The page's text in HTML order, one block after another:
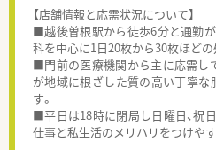
【店舗情報と応需状況について】
■越後曽根駅から徒歩6分と通勤
科を中心に1日20枚から30枚ほど
■門前の医療機関から主に応需し
が地域に根ざした質の高い丁寧な
す。
■平日は18時に閉局し日曜日、祝
仕事と私生活のメリハリをつけやす